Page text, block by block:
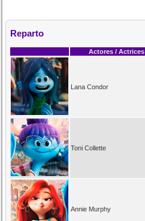
Reparto
Actores / Actrices
Lana Condor
Toni Collette
Annie Murphy